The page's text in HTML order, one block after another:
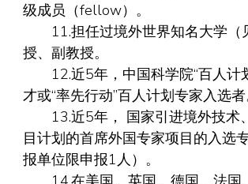
级成员（fellow）。
11.担任过境外世界知名大学（
授、副教授。
12.近5年，中国科学院“百人计
才或“率先行动”百人计划专家入选者
13.近5年， 国家引进境外技术
目计划的首席外国专家项目的入选
报单位限申报1人）。